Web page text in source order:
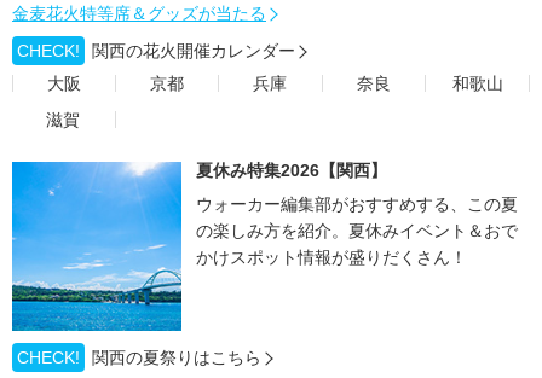
金麦花火特等席＆グッズが当たる
CHECK!
関西の花火開催カレンダー
大阪
京都 兵庫 奈良
和歌山
滋賀
夏休み特集2026【関西】
ウォーカー編集部がおすすめする、この夏
の楽しみ方を紹介。夏休みイベント＆おで
かけスポット情報が盛りだくさん！
CHECK!
関西の夏祭りはこちら